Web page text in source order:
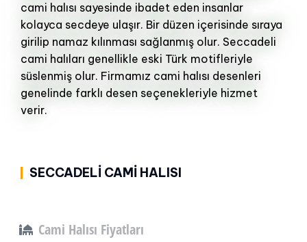
cami halısı sayesinde ibadet eden insanlar
kolayca secdeye ulaşır. Bir düzen içerisinde sıraya
girilip namaz kılınması sağlanmış olur. Seccadeli
cami halıları genellikle eski Türk motifleriyle
süslenmiş olur. Firmamız cami halısı desenleri
genelinde farklı desen seçenekleriyle hizmet
verir.
SECCADELI CAMI HALISI
Cami Halısı Fiyatları